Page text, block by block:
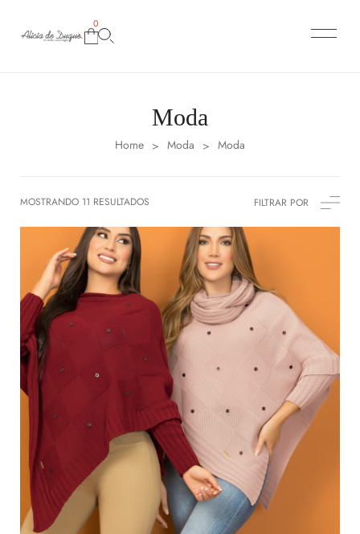
0
Moda
Home > Moda > Moda
MOSTRANDO 11 RESULTADOS FILTRAR POR